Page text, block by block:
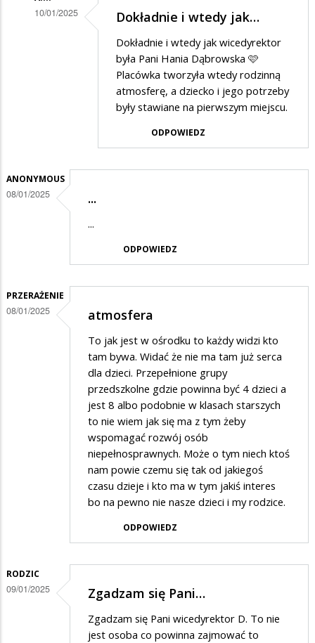
10/01/2025
było
lepiej
Dokładnie i wtedy jak…
Dokładnie i wtedy jak wicedyrektor
była Pani Hania Dąbrowska 🩷
Placówka tworzyła wtedy rodzinną
atmosferę, a dziecko i jego potrzeby
były stawiane na pierwszym miejscu.
ODPOWIEDZ
ANONYMOUS
08/01/2025 ...
...
ODPOWIEDZ
PRZERAŻENIE
08/01/2025 atmosfera
To jak jest w ośrodku to każdy widzi kto
tam bywa. Widać że nie ma tam już serca
dla dzieci. Przepełnione grupy
przedszkolne gdzie powinna być 4 dzieci a
jest 8 albo podobnie w klasach starszych
to nie wiem jak się ma z tym żeby
wspomagać rozwój osób
niepełnosprawnych. Może o tym niech ktoś
nam powie czemu się tak od jakiegoś
czasu dzieje i kto ma w tym jakiś interes
bo na pewno nie nasze dzieci i my rodzice.
ODPOWIEDZ
RODZIC
09/01/2025 Zgadzam się Pani…
Zgadzam się Pani wicedyrektor D. To nie
jest osoba co powinna zajmować to